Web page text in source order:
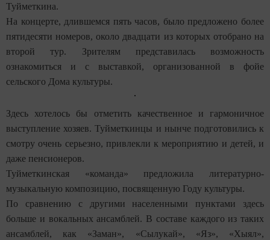
Туйметкина.
На концерте, длившемся пять часов, было предложено более
пятидесяти номеров, около двадцати из которых отобрано на
второй тур. Зрителям представилась возможность
ознакомиться и с выставкой, организованной в фойе
сельского Дома культуры.
Здесь хотелось бы отметить качественное и гармоничное
выступление хозяев. Туйметкинцы и нынче подготовились к
смотру очень серьезно, привлекли к мероприятию и детей, и
даже пенсионеров.
Туйметкинская «команда» предложила литературно-
музыкальную композицию, посвященную Году культуры.
По сравнению с другими населенными пунктами здесь
больше и вокальных ансамблей. В составе каждого из таких
ансамблей, как «Заман», «Сылукай», «Яз», «Хыял»,